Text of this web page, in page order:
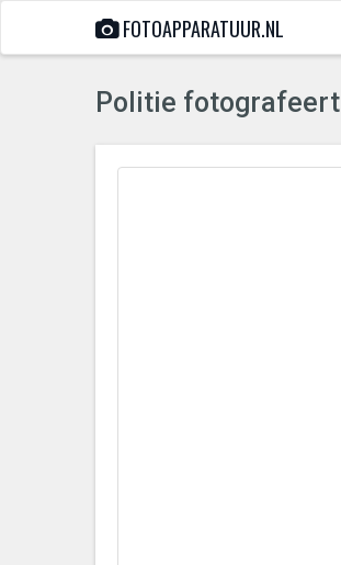
FOTOAPPARATUUR.NL
Politie fotografeert